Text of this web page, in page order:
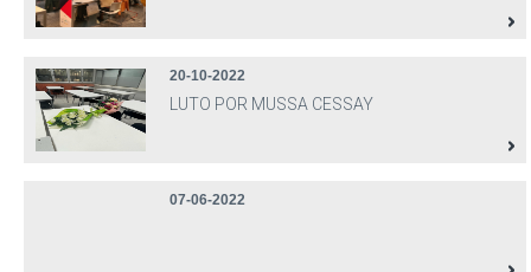
20-10-2022
LUTO POR MUSSA CESSAY
07-06-2022